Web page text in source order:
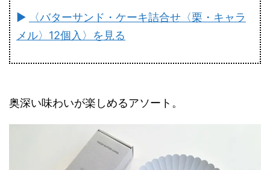
►
〈バターサンド・ケーキ詰合せ〈栗・キャラ
メル〉12個入〉を見る
奥深い味わいが楽しめるアソート。